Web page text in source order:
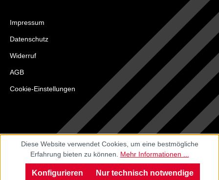
Impressum
Datenschutz
Widerruf
AGB
Cookie-Einstellungen
Diese Website verwendet Cookies, um eine bestmögliche
Erfahrung bieten zu können. Mehr Informationen ...
Nur technisch notwendige
Konfigurieren